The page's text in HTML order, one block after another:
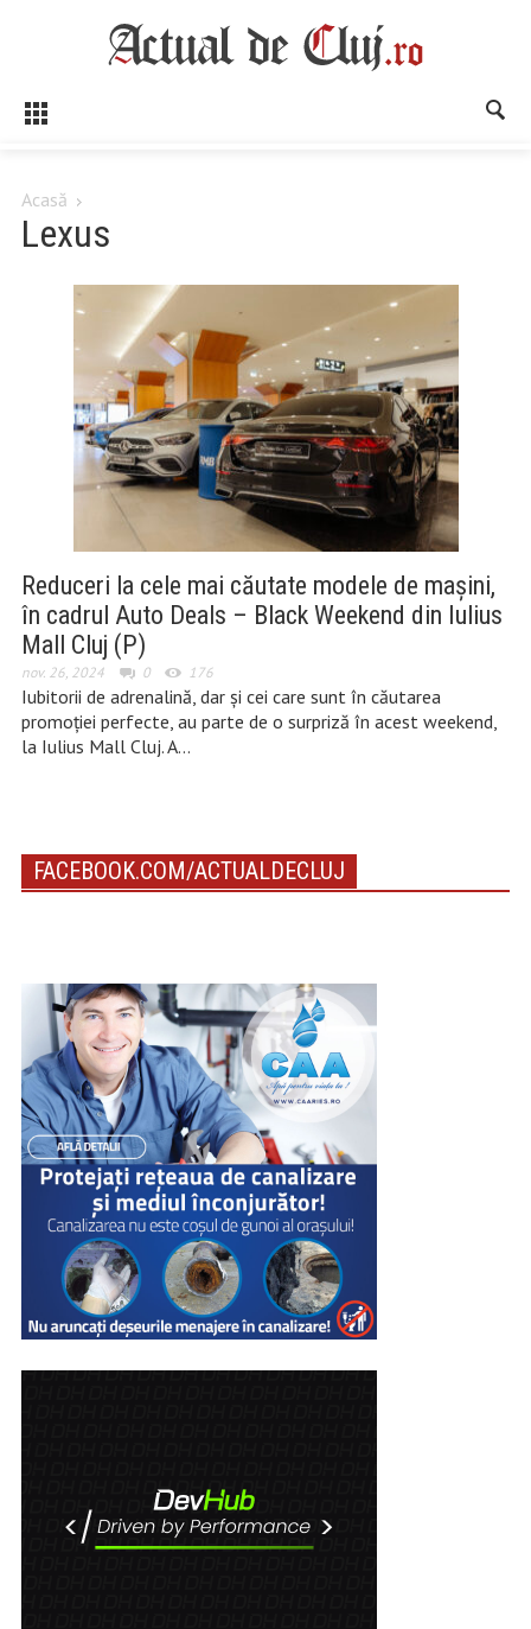
Acasă
Lexus
Reduceri la cele mai căutate modele de mașini,
în cadrul Auto Deals – Black Weekend din Iulius
Mall Cluj (P)
nov. 26, 2024 0 176
Iubitorii de adrenalină, dar și cei care sunt în căutarea
promoției perfecte, au parte de o surpriză în acest weekend,
la Iulius Mall Cluj. A…
FACEBOOK.COM/ACTUALDECLUJ